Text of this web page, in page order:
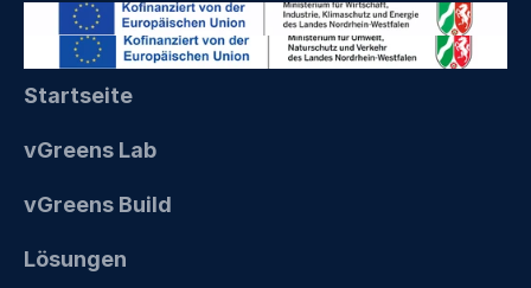
Startseite
vGreens Lab
vGreens Build
Lösungen